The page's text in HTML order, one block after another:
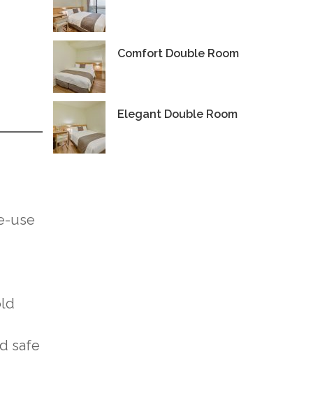
use
safe
Comfort Double Room
Elegant Double Room